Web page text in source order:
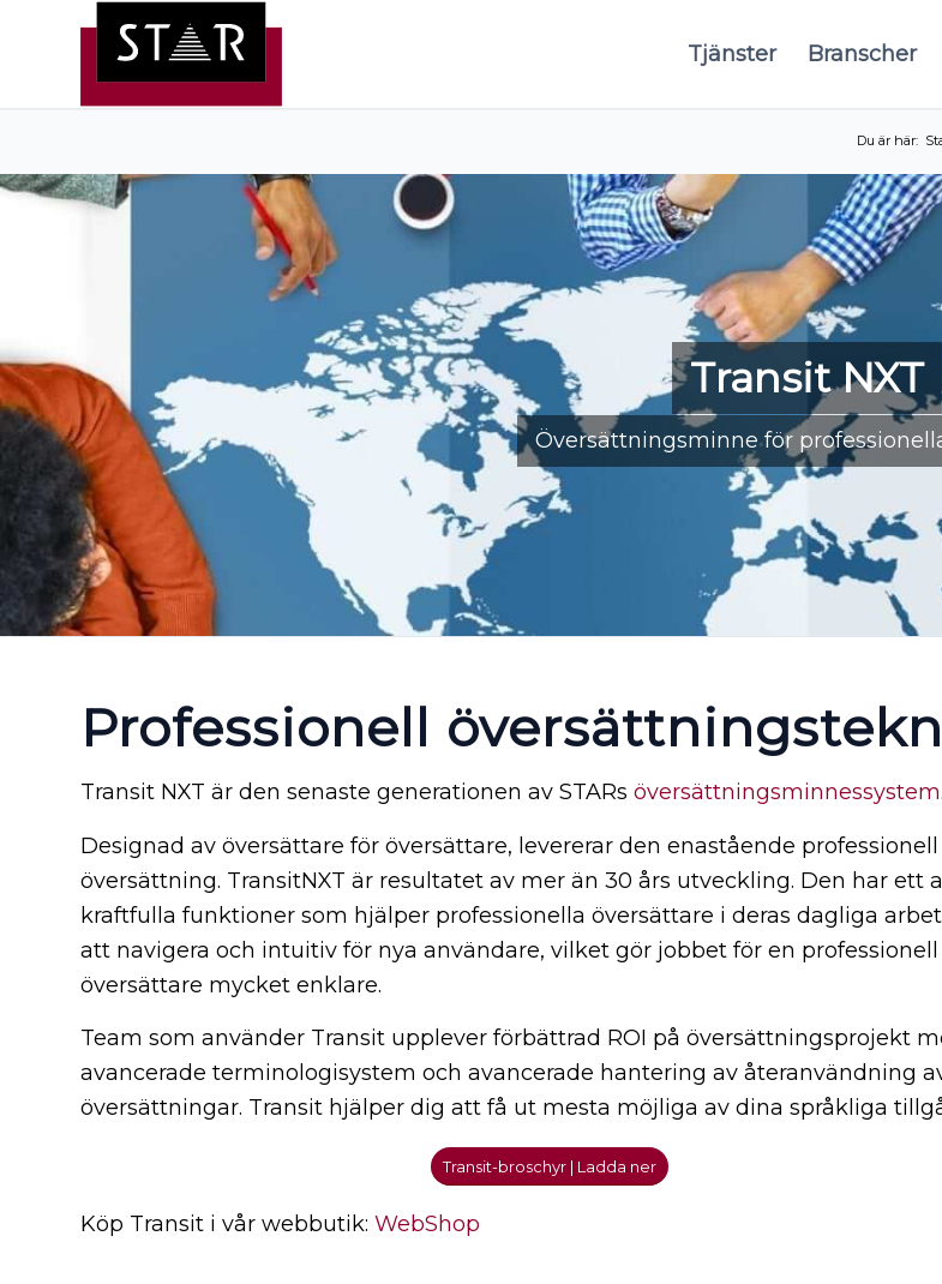
Tjänster Branscher
Du är här:
Transit NXT
Översättningsminne för
Professionell
Transit NXT är den senaste generationen av STARs översättningsminnessystem.
Designad av översättare för översättare, levererar den enastående professionell
översättning. TransitNXT är resultatet av mer än 30 års utveckling. Den har ett
kraftfulla funktioner som hjälper professionella översättare i deras dagliga
att navigera och intuitiv för nya användare, vilket gör jobbet för en professionell
översättare mycket enklare.
Team som använder Transit upplever förbättrad ROI på översättningsprojekt
avancerade terminologisystem och avancerade hantering av återanvändning
översättningar. Transit hjälper dig att få ut mesta möjliga av dina språkliga
Transit-broschyr | Ladda ner
Köp Transit i vår webbutik: WebShop